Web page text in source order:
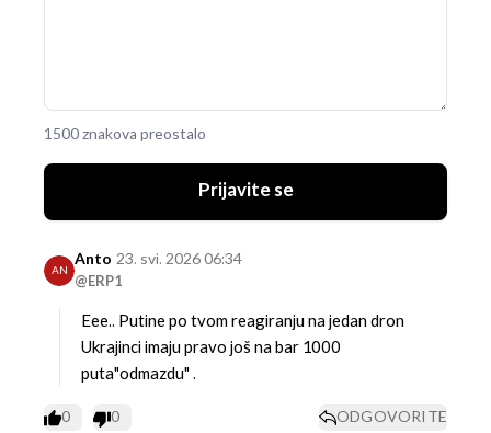
1500 znakova preostalo
Prijavite se
AN
Anto
@ERP1
23. svi. 2026 06:34
Eee.. Putine po tvom reagiranju na jedan dron
Ukrajinci imaju pravo još na bar 1000
puta"odmazdu" .
0 0 ODGOVORITE